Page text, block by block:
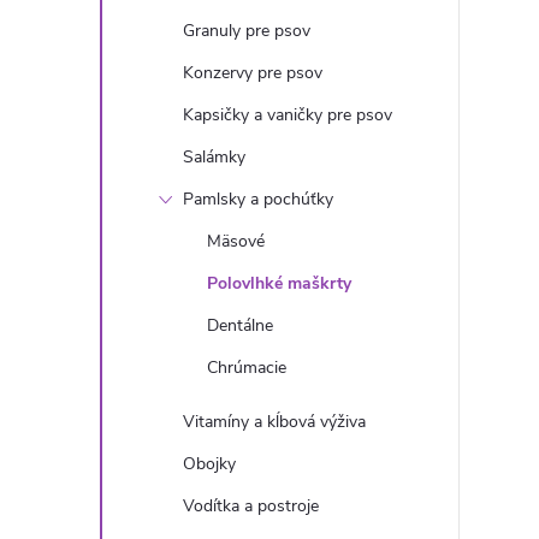
Granuly pre psov
Konzervy pre psov
Kapsičky a vaničky pre psov
Salámky
Pamlsky a pochúťky
Mäsové
Polovlhké maškrty
Dentálne
Chrúmacie
Vitamíny a kĺbová výživa
Obojky
Vodítka a postroje